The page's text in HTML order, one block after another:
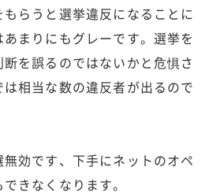
らうと選挙違反になることに
まりにもグレーです。選挙を
を誤るのではないかと危惧さ
相当な数の違反者が出るので
効です、下手にネットのオペ
きなくなります。